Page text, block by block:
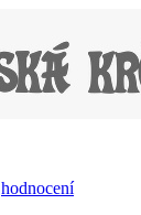
hodnocení